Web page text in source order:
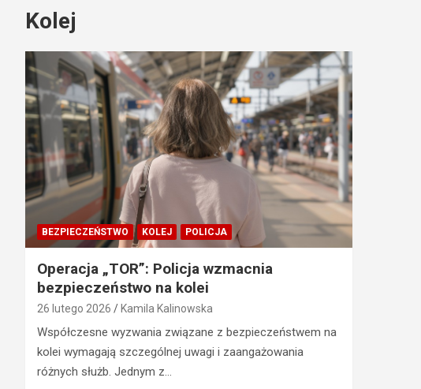
Kolej
BEZPIECZEŃSTWO KOLEJ POLICJA
Operacja „TOR”: Policja wzmacnia
bezpieczeństwo na kolei
26 lutego 2026 Kamila Kalinowska
Współczesne wyzwania związane z bezpieczeństwem na
kolei wymagają szczególnej uwagi i zaangażowania
różnych służb. Jednym z…